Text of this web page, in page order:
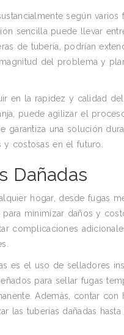
según
sencilla puede llevar
de tubería, podrían
del problema y
en la rapidez y calidad
puede agilizar el
una solución
costosas en el futuro.
Dañadas
hogar, desde fugas
minimizar daños y
complicaciones
es el uso de selladores
para sellar fugas
Además, contar con
las tuberías dañadas